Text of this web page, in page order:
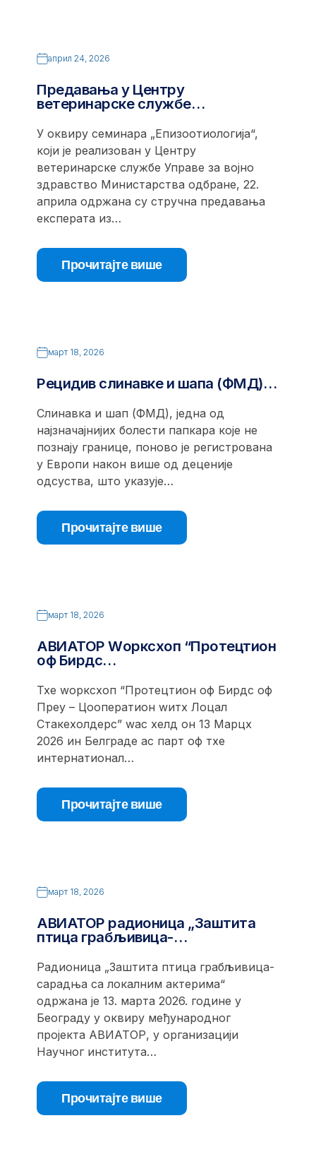
април 24, 2026
Предавања у Центру
ветеринарске службе…
У оквиру семинара „Епизоотиологија“,
који је реализован у Центру
ветеринарске службе Управе за војно
здравство Министарства одбране, 22.
априла одржана су стручна предавања
експерата из…
Прочитајте више
март 18, 2026
Рецидив слинавке и шапа (ФМД)…
Слинавка и шап (ФМД), једна од
најзначајнијих болести папкара које не
познају границе, поново је регистрована
у Европи након више од деценије
одсуства, што указује…
Прочитајте више
март 18, 2026
АВИАТОР Wорксхоп “Протецтион
оф Бирдс…
Тхе wорксхоп “Протецтион оф Бирдс оф
Преy – Цооператион wитх Лоцал
Стакехолдерс” wас хелд он 13 Марцх
2026 ин Белграде ас парт оф тхе
интернатионал…
Прочитајте више
март 18, 2026
АВИАТОР радионица „Заштита
птица грабљивица-…
Радионица „Заштита птица грабљивица-
сарадња са локалним актерима“
одржана је 13. марта 2026. године у
Београду у оквиру међународног
пројекта АВИАТОР, у организацији
Научног института…
Прочитајте више